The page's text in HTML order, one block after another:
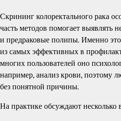
Скрининг колоректального рака
часть методов помогает выявлять
и предраковые полипы. Именно
из самых эффективных в
многих пользователей оно
например, анализ крови, поэтому
без понятной причины.
На практике обсуждают несколько